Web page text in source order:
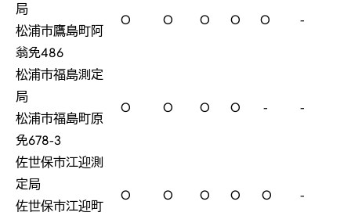
局
松浦市鷹島町阿
翁免486
O O O O O -
松浦市福島測定
局
松浦市福島町原
免678-3
O O O O - -
佐世保市江迎測
定局
佐世保市江迎町
O O O O O -